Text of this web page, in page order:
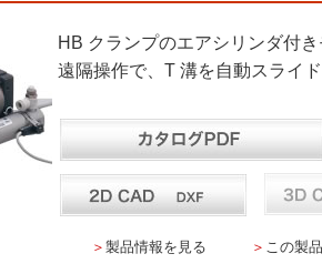
HB クランプのエアシリンダ付
遠隔操作で、T 溝を自動スライ
＞ 製品情報を見る ＞ この製